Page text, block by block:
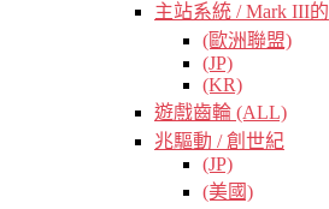
主站系統 / Mark III的
(歐洲聯盟)
(JP)
(KR)
遊戲齒輪 (ALL)
兆驅動 / 創世紀
(JP)
(美國)